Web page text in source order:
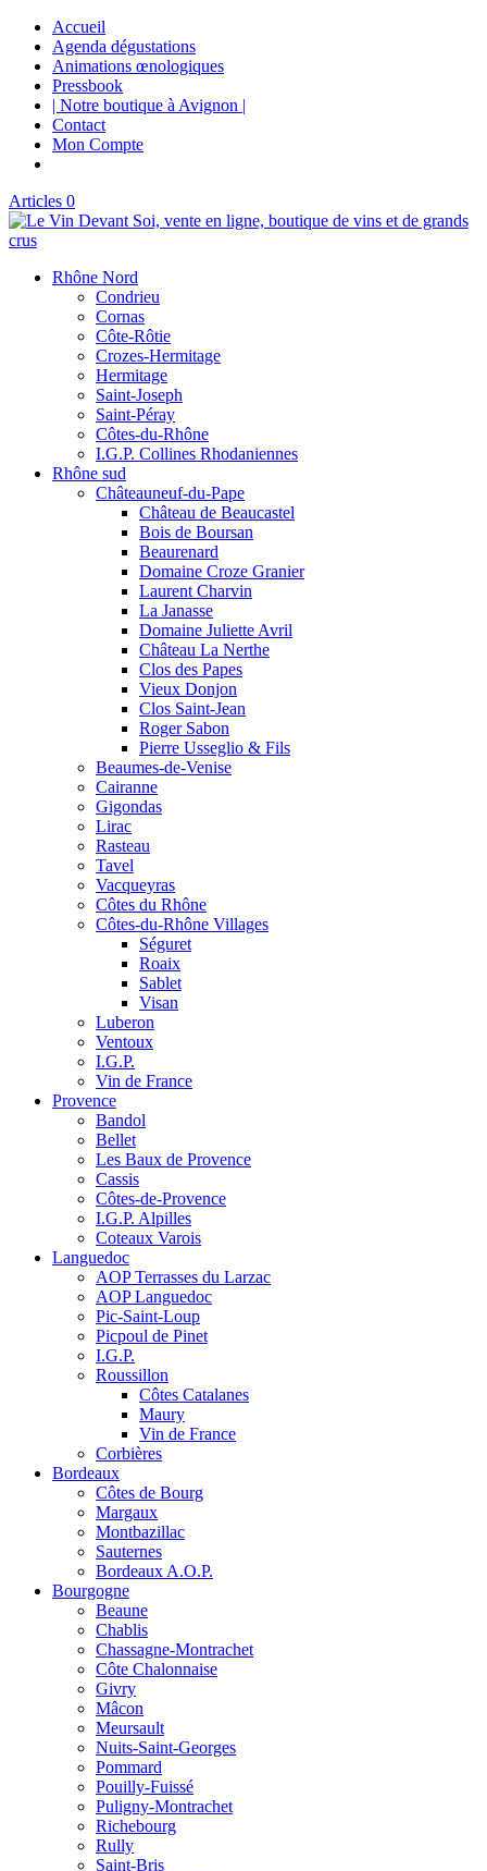
Accueil
Agenda dégustations
Animations œnologiques
Pressbook
| Notre boutique à Avignon |
Contact
Mon Compte
Articles 0
Rhône Nord
Condrieu
Cornas
Côte-Rôtie
Crozes-Hermitage
Hermitage
Saint-Joseph
Saint-Péray
Côtes-du-Rhône
I.G.P. Collines Rhodaniennes
Rhône sud
Châteauneuf-du-Pape
Château de Beaucastel
Bois de Boursan
Beaurenard
Domaine Croze Granier
Laurent Charvin
La Janasse
Domaine Juliette Avril
Château La Nerthe
Clos des Papes
Vieux Donjon
Clos Saint-Jean
Roger Sabon
Pierre Usseglio & Fils
Beaumes-de-Venise
Cairanne
Gigondas
Lirac
Rasteau
Tavel
Vacqueyras
Côtes du Rhône
Côtes-du-Rhône Villages
Séguret
Roaix
Sablet
Visan
Luberon
Ventoux
I.G.P.
Vin de France
Provence
Bandol
Bellet
Les Baux de Provence
Cassis
Côtes-de-Provence
I.G.P. Alpilles
Coteaux Varois
Languedoc
AOP Terrasses du Larzac
AOP Languedoc
Pic-Saint-Loup
Picpoul de Pinet
I.G.P.
Roussillon
Côtes Catalanes
Maury
Vin de France
Corbières
Bordeaux
Côtes de Bourg
Margaux
Montbazillac
Sauternes
Bordeaux A.O.P.
Bourgogne
Beaune
Chablis
Chassagne-Montrachet
Côte Chalonnaise
Givry
Mâcon
Meursault
Nuits-Saint-Georges
Pommard
Pouilly-Fuissé
Puligny-Montrachet
Richebourg
Rully
Saint-Bris